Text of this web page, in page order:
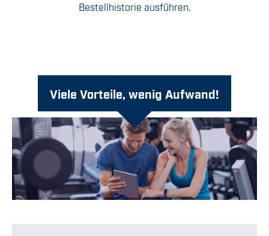
Bestellhistorie ausführen.
Viele Vorteile, wenig Aufwand!